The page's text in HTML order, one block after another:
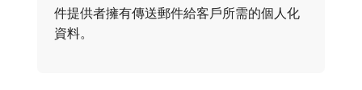
件提供者擁有傳送郵件給客戶所需的個人化
資料。